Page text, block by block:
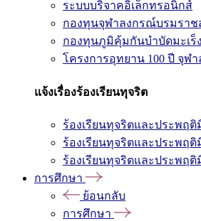
ระบบบริจาคอิเล็กทรอนิกส์
กองทุนจุฬาลงกรณ์บรมรา
กองทุนภูมิคุ้มกันบำบัดมะเร็
โครงการอุทยาน 100 ปี จุฬ
แจ้งเรื่องร้องเรียนทุจริต
ร้องเรียนทุจริตและประพฤ
ร้องเรียนทุจริตและประพฤ
ร้องเรียนทุจริตและประพฤ
การศึกษา
ย้อนกลับ
การศึกษา